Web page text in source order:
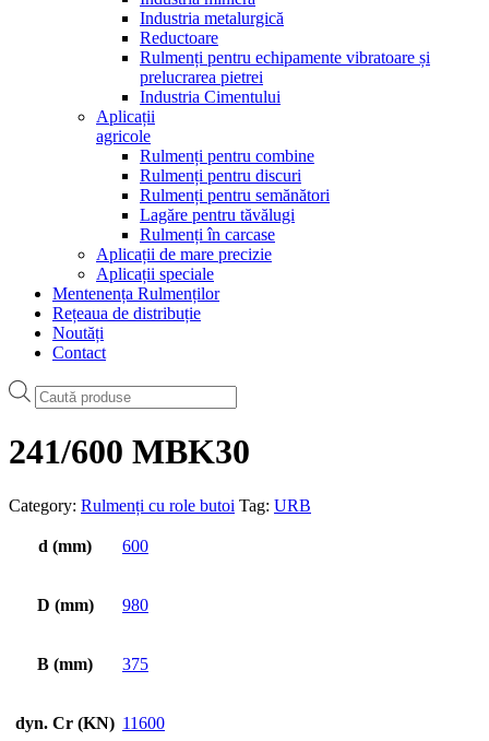
Industria metalurgică
Reductoare
Rulmenți pentru echipamente vibratoare și
prelucrarea pietrei
Industria Cimentului
Aplicații
agricole
Rulmenți pentru combine
Rulmenți pentru discuri
Rulmenți pentru semănători
Lagăre pentru tăvălugi
Rulmenți în carcase
Aplicații de mare precizie
Aplicații speciale
Mentenența Rulmenților
Rețeaua de distribuție
Noutăți
Contact
Products
search
241/600 MBK30
Category: Rulmenți cu role butoi Tag: URB
d (mm) 600
D (mm) 980
B (mm) 375
dyn. Cr (KN) 11600